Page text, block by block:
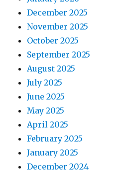
December 2025
November 2025
October 2025
September 2025
August 2025
July 2025
June 2025
May 2025
April 2025
February 2025
January 2025
December 2024